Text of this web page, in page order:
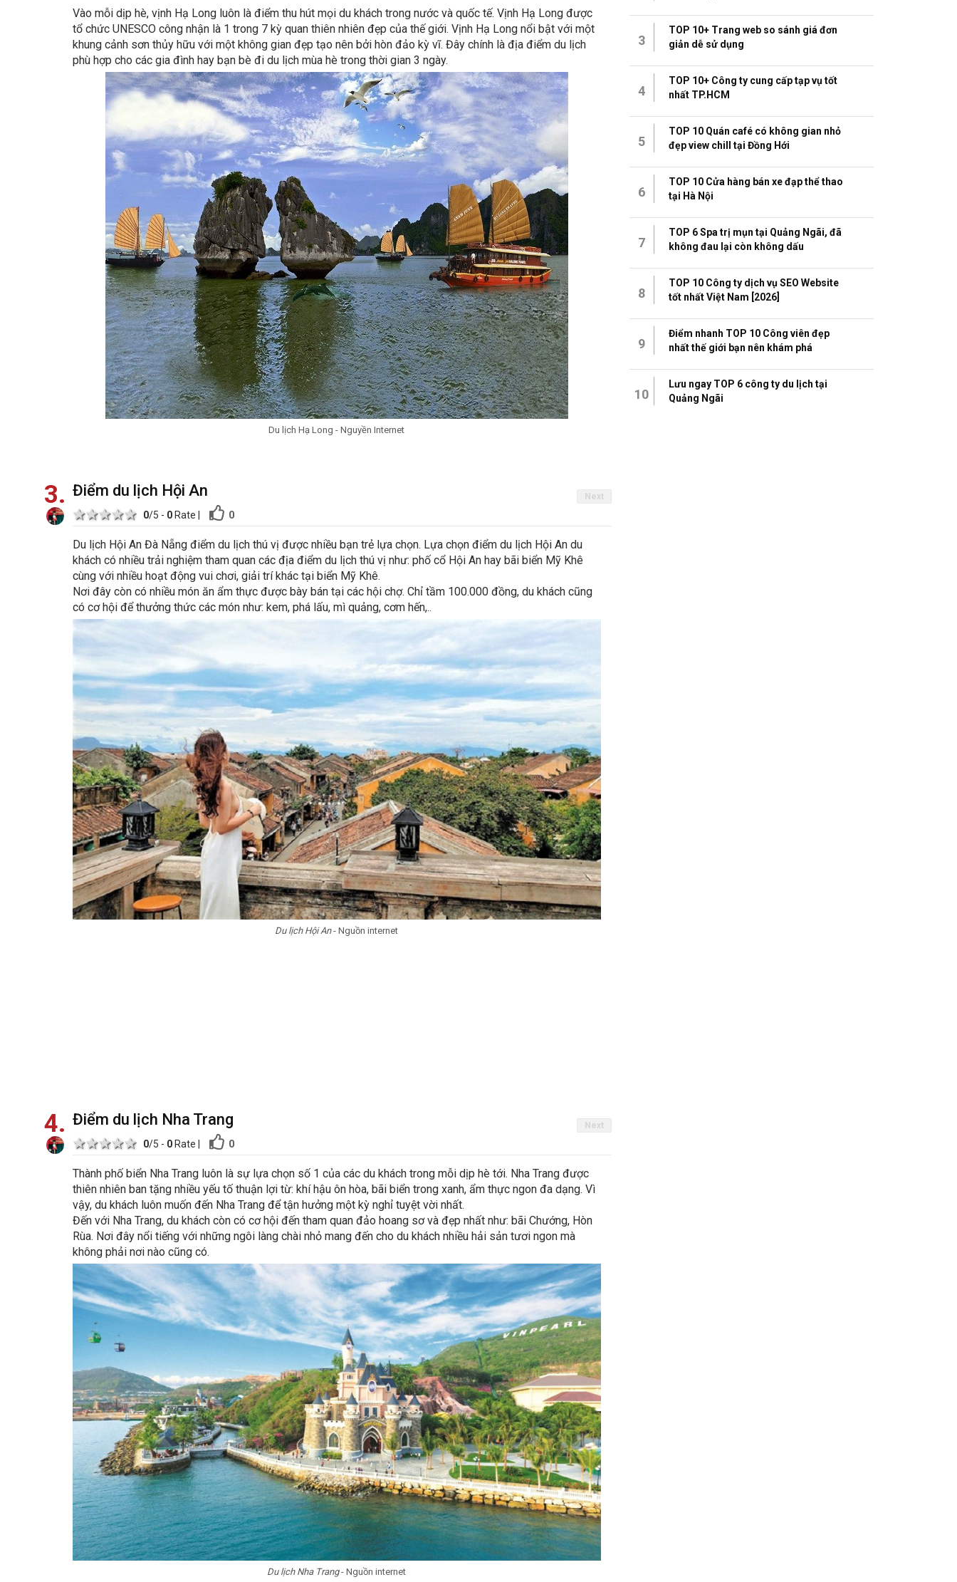
Vào mỗi dịp hè, vịnh Hạ Long luôn là điểm thu hút mọi du khách trong nước và quốc tế. Vịnh Hạ Long được
tổ chức UNESCO công nhận là 1 trong 7 kỳ quan thiên nhiên đẹp của thế giới. Vịnh Hạ Long nổi bật với một
khung cảnh sơn thủy hữu với một không gian đẹp tạo nên bởi hòn đảo kỳ vĩ. Đây chính là địa điểm du lịch
phù hợp cho các gia đình hay bạn bè đi du lịch mùa hè trong thời gian 3 ngày.
Du lịch Hạ Long - Nguyền Internet
Next
3 Điểm du lịch Hội An
5 stars
4 stars
3 stars
2 stars
1 star 0/5 - 0Rate | 0
Du lịch Hội An Đà Nẵng điểm du lịch thú vị được nhiều bạn trẻ lựa chọn. Lựa chọn điểm du lịch Hội An du
khách có nhiều trải nghiệm tham quan các địa điểm du lịch thú vị như: phố cổ Hội An hay bãi biển Mỹ Khê
cùng với nhiều hoạt động vui chơi, giải trí khác tại biển Mỹ Khê.
Nơi đây còn có nhiều món ăn ẩm thực được bày bán tại các hội chợ. Chỉ tầm 100.000 đồng, du khách cũng
có cơ hội để thưởng thức các món như: kem, phá lấu, mì quảng, cơm hến,..
Du lịch Hội An- Nguồn internet
Next
4 Điểm du lịch Nha Trang
5 stars
4 stars
3 stars
2 stars
1 star 0/5 - 0 Rate 0
Thành phố biển Nha Trang luôn là sự lựa chọn số 1 của các du khách trong mỗi dịp hè tới. Nha Trang được
thiên nhiên ban tặng nhiều yếu tố thuận lợi từ: khí hậu ôn hòa, bãi biển trong xanh, ẩm thực ngon đa dạng. Vì
vậy, du khách luôn muốn đến Nha Trang để tận hưởng một kỳ nghỉ tuyệt vời nhất.
Đến với Nha Trang, du khách còn có cơ hội đến tham quan đảo hoang sơ và đẹp nhất như: bãi Chướng, Hòn
Rùa. Nơi đây nổi tiếng với những ngôi làng chài nhỏ mang đến cho du khách nhiều hải sản tươi ngon mà
không phải nơi nào cũng có.
Du lịch Nha Trang- Nguồn internet
3
TOP 10+ Trang web so sánh giá đơn
giản dễ sử dụng
4
TOP 10+ Công ty cung cấp tạp vụ tốt
nhất TP.HCM
5
TOP 10 Quán café có không gian nhỏ
đẹp view chill tại Đồng Hới
6
TOP 10 Cửa hàng bán xe đạp thể thao
tại Hà Nội
7
TOP 6 Spa trị mụn tại Quảng Ngãi, đã
không đau lại còn không dấu
8
TOP 10 Công ty dịch vụ SEO Website
tốt nhất Việt Nam [2026]
9
Điểm nhanh TOP 10 Công viên đẹp
nhất thế giới bạn nên khám phá
10
Lưu ngay TOP 6 công ty du lịch tại
Quảng Ngãi